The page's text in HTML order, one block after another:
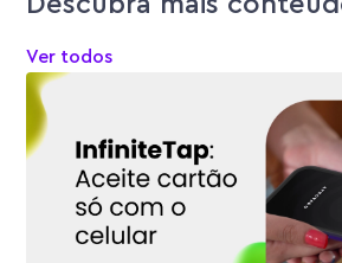
Ver todos